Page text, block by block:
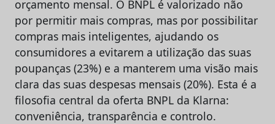
orçamento mensal. O BNPL é valorizado não
por permitir mais compras, mas por possibilitar
compras mais inteligentes, ajudando os
consumidores a evitarem a utilização das suas
poupanças (23%) e a manterem uma visão mais
clara das suas despesas mensais (20%). Esta é a
filosofia central da oferta BNPL da Klarna:
conveniência, transparência e controlo.